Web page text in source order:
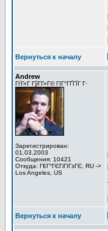
Вернуться к началу
Andrew
ГѓГ«Г ГўГ­Г»Г© ГІГ°ГҐГЇГ Г·
Зарегистрирован:
01.03.2003
Сообщения: 10421
Откуда: Г€Г°ГЄГіГІГ±ГЄ, RU ->
Los Angeles, US
Вернуться к началу